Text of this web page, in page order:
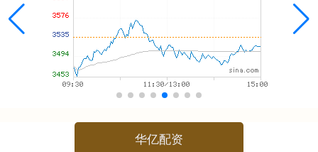
华亿配资